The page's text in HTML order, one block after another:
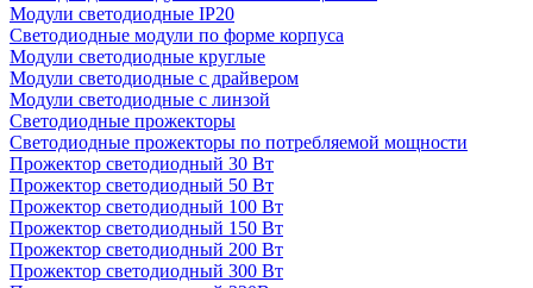
Модули светодиодные IP20
Светодиодные модули по форме корпуса
Модули светодиодные круглые
Модули светодиодные с драйвером
Модули светодиодные с линзой
Светодиодные прожекторы
Светодиодные прожекторы по потребляемой мощности
Прожектор светодиодный 30 Вт
Прожектор светодиодный 50 Вт
Прожектор светодиодный 100 Вт
Прожектор светодиодный 150 Вт
Прожектор светодиодный 200 Вт
Прожектор светодиодный 300 Вт